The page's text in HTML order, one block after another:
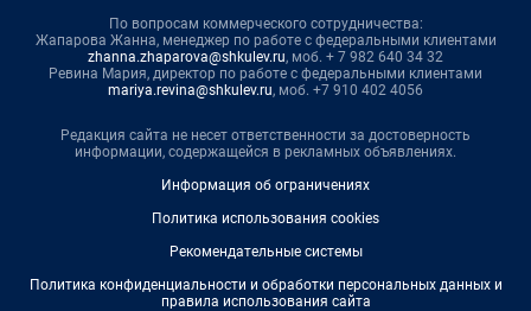
По вопросам коммерческого сотрудничества:
Жапарова Жанна, менеджер по работе с федеральными клиентами
zhanna.zhaparova@shkulev.ru, моб. + 7 982 640 34 32
Ревина Мария, директор по работе с федеральными клиентами
mariya.revina@shkulev.ru, моб. +7 910 402 4056
Редакция сайта не несет ответственности за достоверность
информации, содержащейся в рекламных объявлениях.
Информация об ограничениях
Политика использования cookies
Рекомендательные системы
Политика конфиденциальности и обработки персональных данных и
правила использования сайта